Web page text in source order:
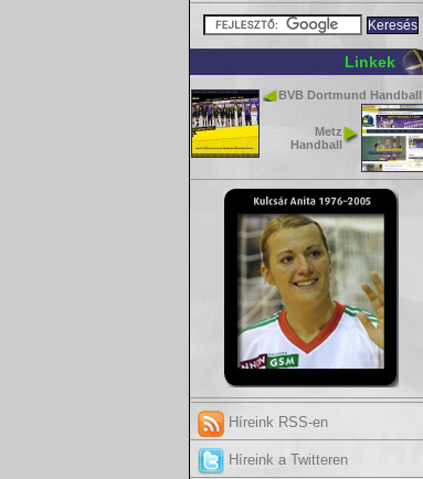
Linkek
BVB Dortmund Handball
Metz
Handball
Híreink RSS-en
Híreink a Twitteren